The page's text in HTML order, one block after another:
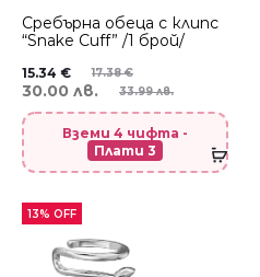
Сребърнa oбеца с клипс
“Snake Cuff” /1 брой/
17.38€
15.34 €
33.99 лв.
30.00 лв.
Вземи 4 чифта -
Плати 3
13% OFF